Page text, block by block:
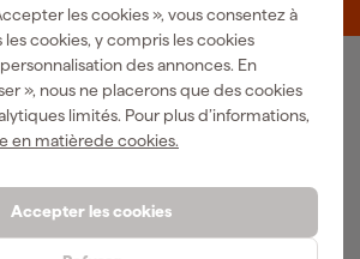
les cookies », vous consentez à
les cookies, y compris les cookies
des annonces. En
», nous ne placerons que des cookies
limités. Pour plus d’informations,
en matièrede cookies.
Accepter les cookies
Outils à main
Outils électriques
Outil sans-fil
Accessoires